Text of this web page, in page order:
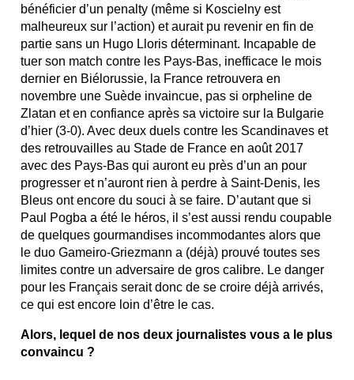
bénéficier d’un penalty (même si Koscielny est
malheureux sur l’action) et aurait pu revenir en fin de
partie sans un Hugo Lloris déterminant. Incapable de
tuer son match contre les Pays-Bas, inefficace le mois
dernier en Biélorussie, la France retrouvera en
novembre une Suède invaincue, pas si orpheline de
Zlatan et en confiance après sa victoire sur la Bulgarie
d’hier (3-0). Avec deux duels contre les Scandinaves et
des retrouvailles au Stade de France en août 2017
avec des Pays-Bas qui auront eu près d’un an pour
progresser et n’auront rien à perdre à Saint-Denis, les
Bleus ont encore du souci à se faire. D’autant que si
Paul Pogba a été le héros, il s’est aussi rendu coupable
de quelques gourmandises incommodantes alors que
le duo Gameiro-Griezmann a (déjà) prouvé toutes ses
limites contre un adversaire de gros calibre. Le danger
pour les Français serait donc de se croire déjà arrivés,
ce qui est encore loin d’être le cas.
Alors, lequel de nos deux journalistes vous a le plus
convaincu ?